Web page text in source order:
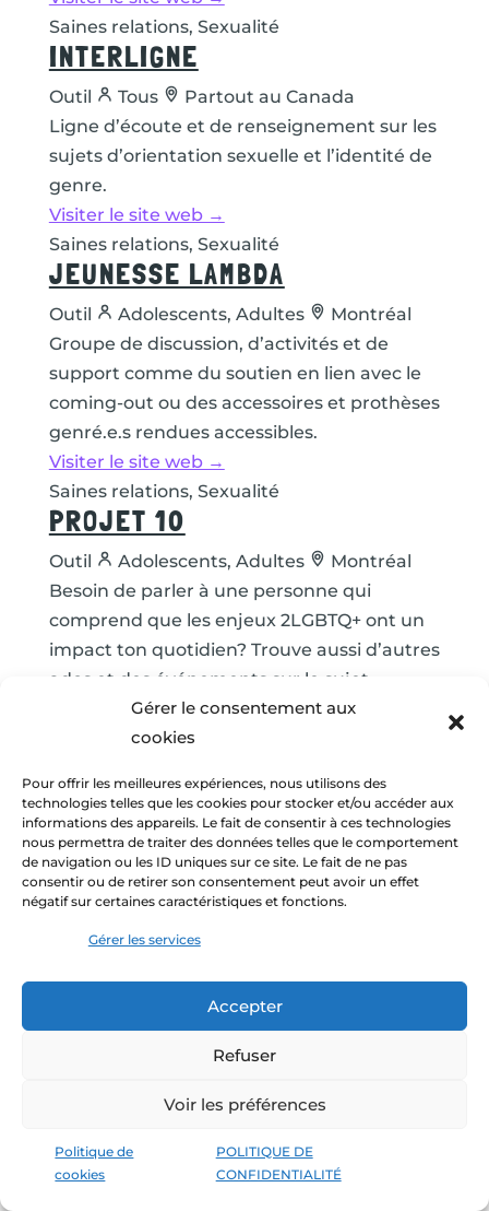
Gérer le consentement aux
cookies
Pour offrir les meilleures expériences, nous utilisons des
technologies telles que les cookies pour stocker et/ou accéder aux
informations des appareils. Le fait de consentir à ces technologies
nous permettra de traiter des données telles que le comportement
de navigation ou les ID uniques sur ce site. Le fait de ne pas
consentir ou de retirer son consentement peut avoir un effet
négatif sur certaines caractéristiques et fonctions.
Gérer les services
Accepter
Refuser
Voir les préférences
Politique de
cookies
POLITIQUE DE
CONFIDENTIALITÉ
Saines relations, Sexualité
INTERLIGNE
Outil Tous
Partout au Canada
Ligne d’écoute et de renseignement sur les
sujets d’orientation sexuelle et l’identité de
genre.
Visiter le site web →
Saines relations, Sexualité
JEUNESSE LAMBDA
Outil Adolescents, Adultes
Montréal
Groupe de discussion, d’activités et de
support comme du soutien en lien avec le
coming-out ou des accessoires et prothèses
genré.e.s rendues accessibles.
Visiter le site web →
Saines relations, Sexualité
PROJET 10
Outil Adolescents, Adultes
Montréal
Besoin de parler à une personne qui
comprend que les enjeux 2LGBTQ+ ont un
impact ton quotidien? Trouve aussi d’autres
ados et des événements sur le sujet.
Visiter le site web →
Saines relations, Santé mentale
SEXUELLE
Outil Tous
Partout au Québec
Ligne d’écoute et de référence si tu as vécu
de la violence sexuelle ou si tu veux aider
Saines relations, Santé mentale
JE SUIS UN JEUNE
Tous
Partout au Québec
ta santé mentale? Sais-tu en prendre soin?
Trouve des réponses ici.
Visiter le site web →